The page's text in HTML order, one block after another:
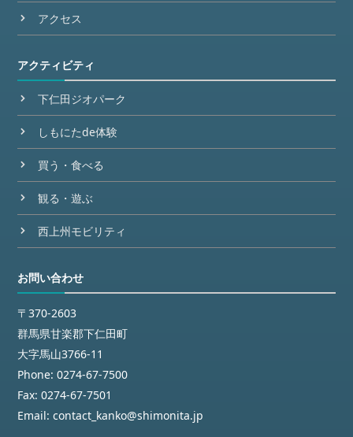
アクセス
アクティビティ
下仁田ジオパーク
しもにたde体験
買う・食べる
観る・遊ぶ
西上州モビリティ
お問い合わせ
〒370-2603
群馬県甘楽郡下仁田町
大字馬山3766-11
Phone: 0274-67-7500
Fax: 0274-67-7501
Email: contact_kanko@shimonita.jp